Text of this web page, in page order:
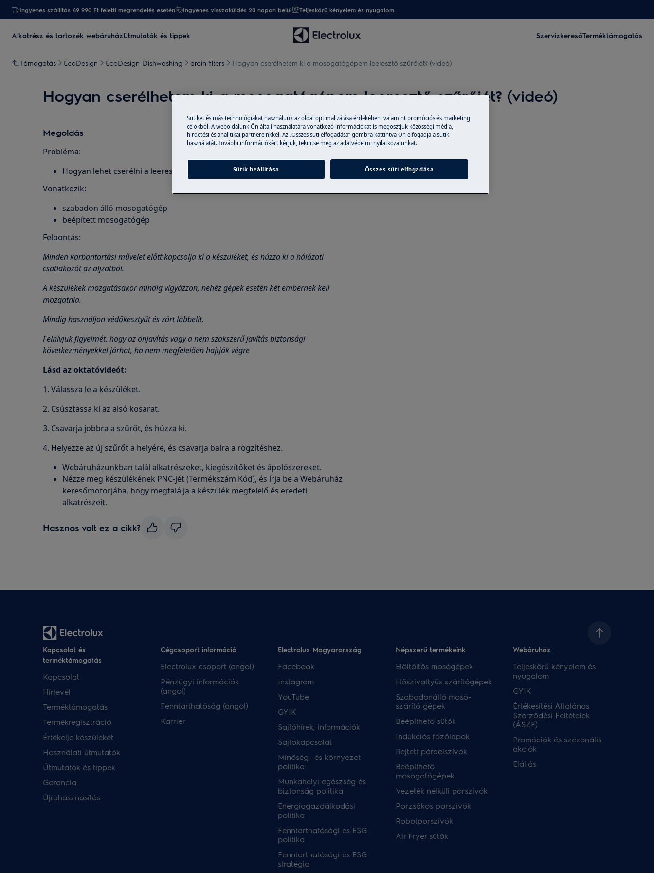
Ingyenes szállítás 49 990 Ft feletti megrendelés esetén Ingyenes visszaküldés 20 napon belül Teljeskörű kényelem és nyugalom
Alkatrész és tartozék webáruházÚtmutatók és tippek SzervizkeresőTerméktámogatás
Támogatás EcoDesign EcoDesign-Dishwashing drain filters Hogyan cserélhetem ki a mosogatógépem leeresztő szűrőjét? (videó)
Hogyan cserélhetem ki a mosogatógépem leeresztő szűrőjét? (videó)
Megoldás
Probléma:
Hogyan lehet cserélni a leeresztő szűrőt a mosogatógépben?
Vonatkozik:
szabadon álló mosogatógép
beépített mosogatógép
Felbontás:
Minden karbantartási művelet előtt kapcsolja ki a készüléket, és húzza ki a hálózati
csatlakozót azaljzatból.
A készülékek mozgatásakor mindig vigyázzon, nehéz gépek esetén két embernek kell
mozgatnia.
Mindig használjon védőkesztyűt és zárt lábbelit.
Felhívjuk figyelmét, hogy az önjavítás vagy a nem szakszerű javítás biztonsági
következményekkel járhat, ha nem megfelelően hajtják végre
Lásd az oktatóvideót:
1. Válassza le a készüléket.
2. Csúsztassa ki az alsó kosarat.
3. Csavarja jobbra a szűrőt, és húzza ki.
4. Helyezze az új szűrőt a helyére, és csavarja balra a rögzítéshez.
Webáruházunkban talál alkatrészeket, kiegészítőket és ápolószereket.
Nézze meg készülékének PNC-jét (Termékszám Kód), és írja be a Webáruház
keresőmotorjába, hogy megtalálja a készülék megfelelő és eredeti
alkatrészeit.
Hasznos volt ez a cikk?
Kapcsolat és
terméktámogatás
Kapcsolat
Hírlevél
Terméktámogatás
Termékregisztráció
Értékelje készülékét
Használati útmutatók
Útmutatók és tippek
Garancia
Újrahasznosítás
Cégcsoport információ
Electrolux csoport (angol)
Pénzügyi információk
(angol)
Fenntarthatóság (angol)
Karrier
Electrolux Magyarország
Facebook
Instagram
YouTube
GYIK
Sajtóhírek, információk
Sajtókapcsolat
Minőség- és környezet
politika
Munkahelyi egészség és
biztonság politika
Energiagazdálkodási
politika
Fenntarthatósági és ESG
politika
Fenntarthatósági és ESG
stratégia
Népszerű termékeink
Elöltöltős mosógépek
Hőszivattyús szárítógépek
Szabadonálló mosó-
szárító gépek
Beépíthető sütők
Indukciós főzőlapok
Rejtett páraelszívók
Beépíthető
mosogatógépek
Vezeték nélküli porszívók
Porzsákos porszívók
Robotporszívók
Air Fryer sütők
Webáruház​
Teljeskörű kényelem és
nyugalom
GYIK
Értékesítési Általános
Szerződési Feltételek
(ÁSZF)
Promóciók és szezonális
akciók
Elállás
Sütiket és más technológiákat használunk az oldal optimalizálása érdekében, valamint promóciós és marketing
célokból. A weboldalunk Ön általi használatára vonatkozó információkat is megosztjuk közösségi média,
hirdetési és analitikai partnereinkkel. Az „Összes süti elfogadása” gombra kattintva Ön elfogadja a sütik
használatát. További információkért kérjük, tekintse meg az adatvédelmi nyilatkozatunkat.
Sütik beállítása Összes süti elfogadása